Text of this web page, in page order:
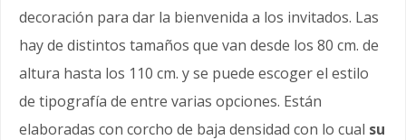
decoración para dar la bienvenida a los invitados. Las
hay de distintos tamaños que van desde los 80 cm. de
altura hasta los 110 cm. y se puede escoger el estilo
de tipografía de entre varias opciones. Están
elaboradas con corcho de baja densidad con lo cual su